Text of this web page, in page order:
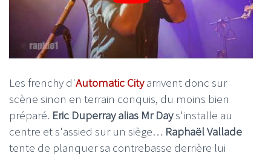
Les frenchy d'Automatic Cityarrivent donc sur
scène sinon en terrain conquis, du moins bien
préparé. Eric Duperray alias Mr Days'installe au
centre et s'assied sur un siège… Raphaël Vallade
tente de planquer sa contrebasse derrière lui